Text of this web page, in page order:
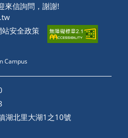
來信詢問，謝謝!
站安全政策
Campus
湖北里大湖1之10號